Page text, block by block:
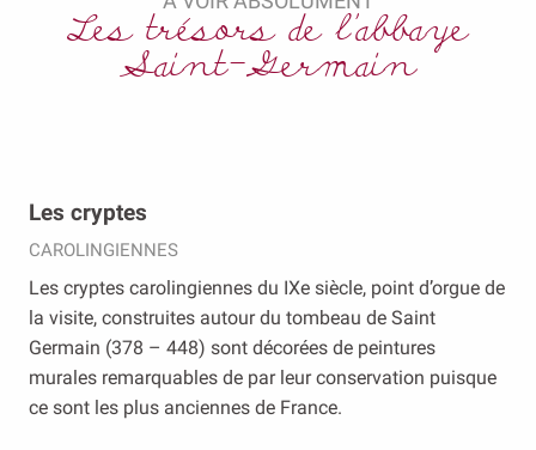
Les trésors de l'abbaye
Saint-Germain
Les cryptes
CAROLINGIENNES
Les cryptes carolingiennes du IXe siècle, point d’orgue de
la visite, construites autour du tombeau de Saint
Germain (378 – 448) sont décorées de peintures
murales remarquables de par leur conservation puisque
ce sont les plus anciennes de France.